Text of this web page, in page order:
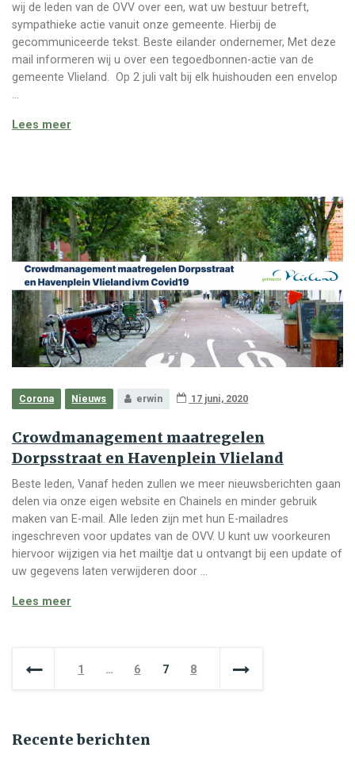
wij de leden van de OVV over een, wat uw bestuur betreft,
sympathieke actie vanuit onze gemeente. Hierbij de
gecommuniceerde tekst. Beste eilander ondernemer, Met deze
mail informeren wij u over een tegoedbonnen-actie van de
gemeente Vlieland. Op 2 juli valt bij elk huishouden een envelop
Lees meer
Corona Nieuws erwin 17 juni, 2020
Crowdmanagement maatregelen
Dorpsstraat en Havenplein Vlieland
Beste leden, Vanaf heden zullen we meer nieuwsberichten gaan
delen via onze eigen website en Chainels en minder gebruik
maken van E-mail. Alle leden zijn met hun E-mailadres
ingeschreven voor updates van de OVV. U kunt uw voorkeuren
hiervoor wijzigen via het mailtje dat u ontvangt bij een update of
uw gegevens laten verwijderen door …
Lees meer
Berichten paginering
1 … 6 7 8
Recente berichten